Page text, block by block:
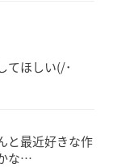
てほしい(/･
と最近好きな作
な…